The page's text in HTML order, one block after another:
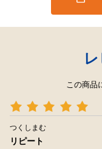
この商品
つくしまむ
リピート